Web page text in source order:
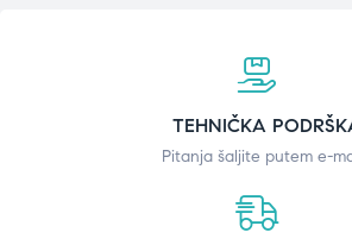
TEHNIČKA
Pitanja šaljite putem e-